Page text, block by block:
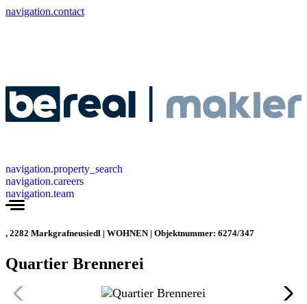
navigation.contact
navigation.property_search
navigation.careers
navigation.team
, 2282 Markgrafneusiedl | WOHNEN | Objektnummer: 6274/347
Quartier Brennerei